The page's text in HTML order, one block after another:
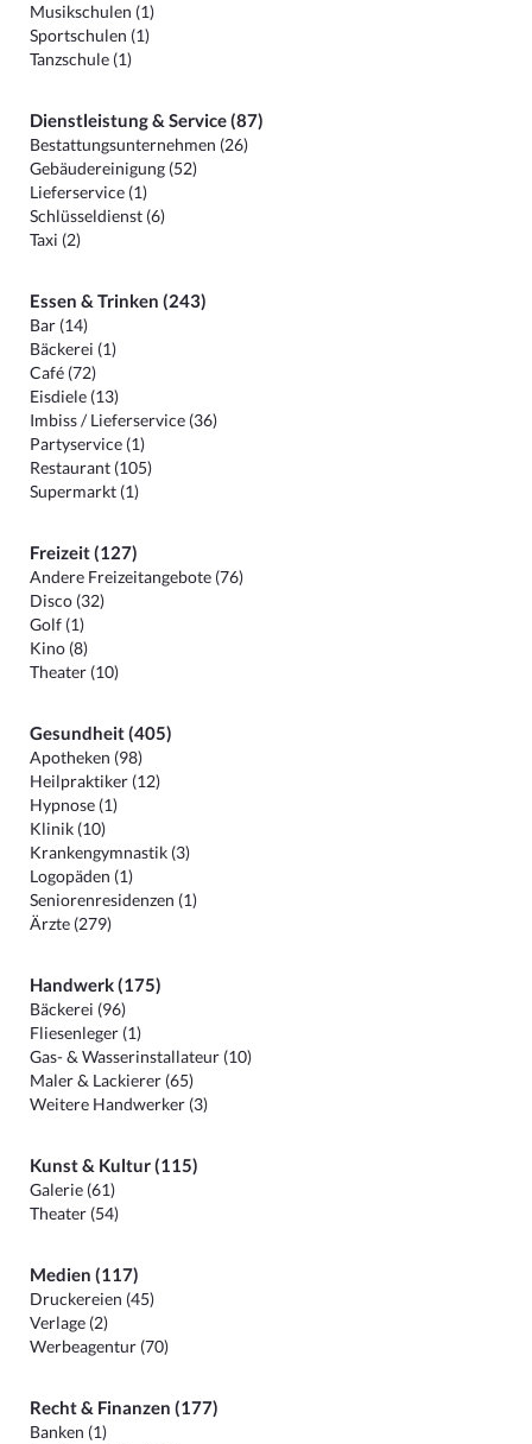
Musikschulen (1)
Sportschulen (1)
Tanzschule (1)
Dienstleistung & Service (87)
Bestattungsunternehmen (26)
Gebäudereinigung (52)
Lieferservice (1)
Schlüsseldienst (6)
Taxi (2)
Essen & Trinken (243)
Bar (14)
Bäckerei (1)
Café (72)
Eisdiele (13)
Imbiss / Lieferservice (36)
Partyservice (1)
Restaurant (105)
Supermarkt (1)
Freizeit (127)
Andere Freizeitangebote (76)
Disco (32)
Golf (1)
Kino (8)
Theater (10)
Gesundheit (405)
Apotheken (98)
Heilpraktiker (12)
Hypnose (1)
Klinik (10)
Krankengymnastik (3)
Logopäden (1)
Seniorenresidenzen (1)
Ärzte (279)
Handwerk (175)
Bäckerei (96)
Fliesenleger (1)
Gas- & Wasserinstallateur (10)
Maler & Lackierer (65)
Weitere Handwerker (3)
Kunst & Kultur (115)
Galerie (61)
Theater (54)
Medien (117)
Druckereien (45)
Verlage (2)
Werbeagentur (70)
Recht & Finanzen (177)
Banken (1)